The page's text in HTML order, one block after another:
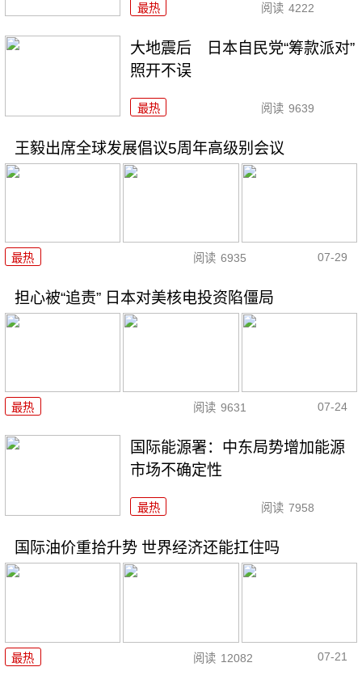
最热 阅读 4222
大地震后 日本自民党“筹款派对”
照开不误
最热 阅读 9639
王毅出席全球发展倡议5周年高级别会议
最热 阅读 6935 07-29
担心被“追责” 日本对美核电投资陷僵局
最热 阅读 9631 07-24
国际能源署：中东局势增加能源
市场不确定性
最热 阅读 7958
国际油价重拾升势 世界经济还能扛住吗
最热 阅读 12082 07-21